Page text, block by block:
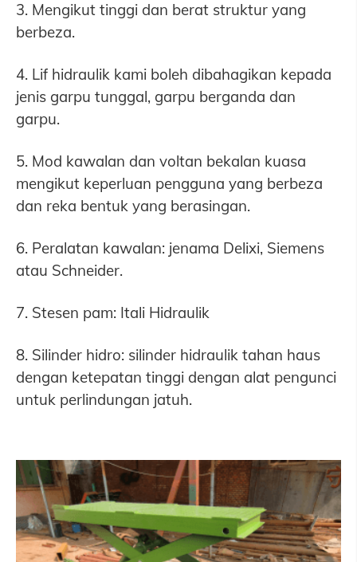
3. Mengikut tinggi dan berat struktur yang
berbeza.
4. Lif hidraulik kami boleh dibahagikan kepada
jenis garpu tunggal, garpu berganda dan
garpu.
5. Mod kawalan dan voltan bekalan kuasa
mengikut keperluan pengguna yang berbeza
dan reka bentuk yang berasingan.
6. Peralatan kawalan: jenama Delixi, Siemens
atau Schneider.
7. Stesen pam: Itali Hidraulik
8. Silinder hidro: silinder hidraulik tahan haus
dengan ketepatan tinggi dengan alat pengunci
untuk perlindungan jatuh.